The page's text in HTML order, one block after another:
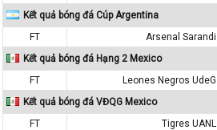
Kết quả bóng đá Cúp Argentina
FT
Arsenal Sarandi
Kết quả bóng đá Hạng 2 Mexico
FT
Leones Negros UdeG
Kết quả bóng đá VĐQG Mexico
FT
Tigres UANL